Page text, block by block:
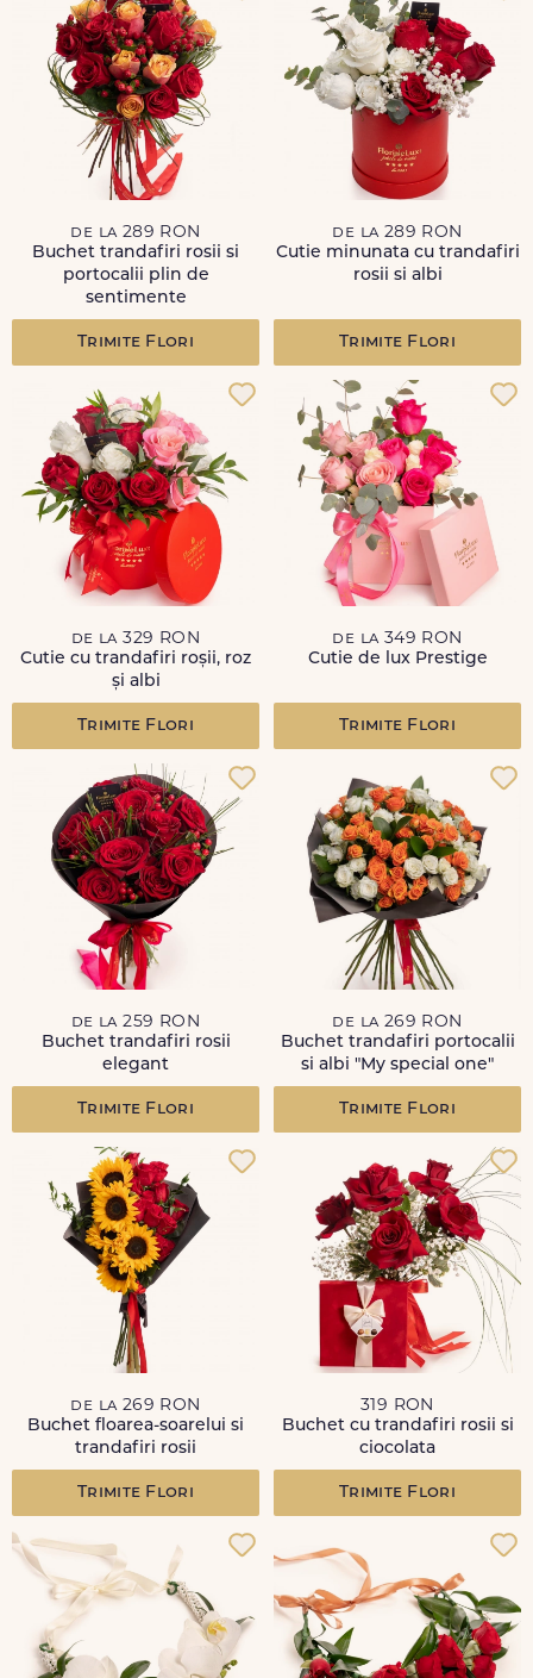
de la 289 RON
Buchet trandafiri rosii si
portocalii plin de
sentimente
Trimite Flori
de la 289 RON
Cutie minunata cu trandafiri
rosii si albi
Trimite Flori
de la 329 RON
Cutie cu trandafiri roșii, roz
și albi
Trimite Flori
de la 349 RON
Cutie de lux Prestige
Trimite Flori
de la 259 RON
Buchet trandafiri rosii
elegant
Trimite Flori
de la 269 RON
Buchet trandafiri portocalii
si albi "My special one"
Trimite Flori
de la 269 RON
Buchet floarea-soarelui si
trandafiri rosii
Trimite Flori
319 RON
Buchet cu trandafiri rosii si
ciocolata
Trimite Flori